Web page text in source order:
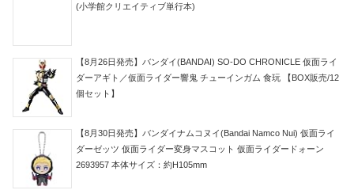
(小学館クリエイティブ単行本)
【8月26日発売】バンダイ(BANDAI) SO-DO CHRONICLE 仮面ライ
ダーアギト／仮面ライダー響鬼 チューインガム 食玩 【BOX販売/12
個セット】
【8月30日発売】バンダイナムコヌイ(Bandai Namco Nui) 仮面ライ
ダーゼッツ 仮面ライダー変身マスコット 仮面ライダードォーン
2693957 本体サイズ：約H105mm